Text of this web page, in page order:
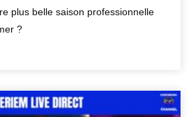
plus belle saison professionnelle
?